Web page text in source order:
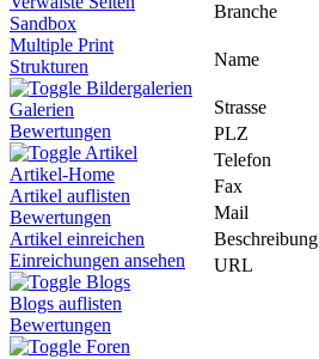
Sandbox
Multiple Print
Strukturen
Bildergalerien
Galerien
Bewertungen
Artikel
Artikel-Home
Artikel auflisten
Bewertungen
Artikel einreichen
Einreichungen ansehen
Blogs
Blogs auflisten
Bewertungen
Foren
Branche
Name
Strasse
PLZ
Telefon
Fax
Mail
Beschreibung
URL